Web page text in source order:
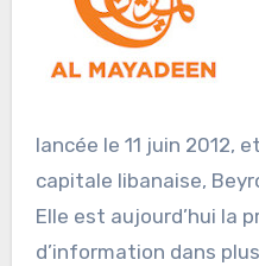
lancée le 11 juin 2012,
capitale libanaise,
Elle est aujourd’hui la
d’information dans